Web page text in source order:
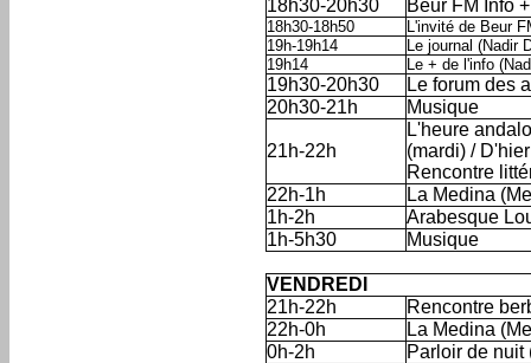
18h30-20h30
Beur FM Info +
18h30-18h50
L'invité de Beur
19h-19h14
Le journal (Nadir
19h14
Le + de l'info
19h30-20h30
Le forum des
20h30-21h
Musique
21h-22h
L'heure
(mardi) /
Rencontre
22h-1h
La Medina
1h-2h
Arabesque
1h-5h30
Musique
VENDREDI
21h-22h
Rencontre
22h-0h
La Medina
0h-2h
Parloir de nuit